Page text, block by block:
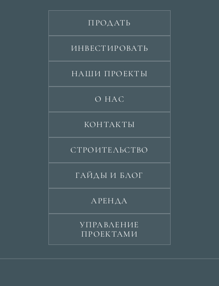
ПРОДАТЬ
ИНВЕСТИРОВАТЬ
НАШИ ПРОЕКТЫ
О НАС
КОНТАКТЫ
СТРОИТЕЛЬСТВО
ГАЙДЫ И БЛОГ
АРЕНДА
УПРАВЛЕНИЕ
ПРОЕКТАМИ